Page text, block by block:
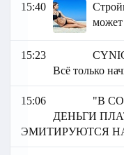
15:40
может
15:23
Всё только
15:06
"В
ДЕНЬГИ
ЭМИТИРУЮТСЯ